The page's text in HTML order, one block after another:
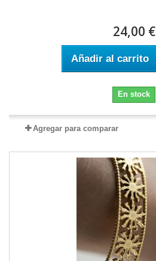
24,00 €
Añadir al carrito
En stock
Agregar para comparar